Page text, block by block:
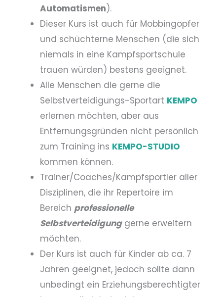
Automatismen).
Dieser Kurs ist auch für Mobbingopfer
und schüchterne Menschen (die sich
niemals in eine Kampfsportschule
trauen würden) bestens geeignet.
Alle Menschen die gerne die
Selbstverteidigungs-Sportart KEMPO
erlernen möchten, aber aus
Entfernungsgründen nicht persönlich
zum Training ins KEMPO-STUDIO
kommen können.
Trainer/Coaches/Kampfsportler aller
Disziplinen, die ihr Repertoire im
Bereich professionelle
Selbstverteidigunggerne erweitern
möchten.
Der Kurs ist auch für Kinder ab ca. 7
Jahren geeignet, jedoch sollte dann
unbedingt ein Erziehungsberechtigter